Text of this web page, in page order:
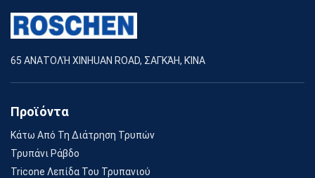
65 ΑΝΑΤΟΛΉ XINHUAN ROAD, ΣΑΓΚΆΗ, ΚΊΝΑ
Προϊόντα
Κάτω Από Τη Διάτρηση Τρυπών
Τρυπάνι Ράβδο
Tricone Λεπίδα Του Τρυπανιού